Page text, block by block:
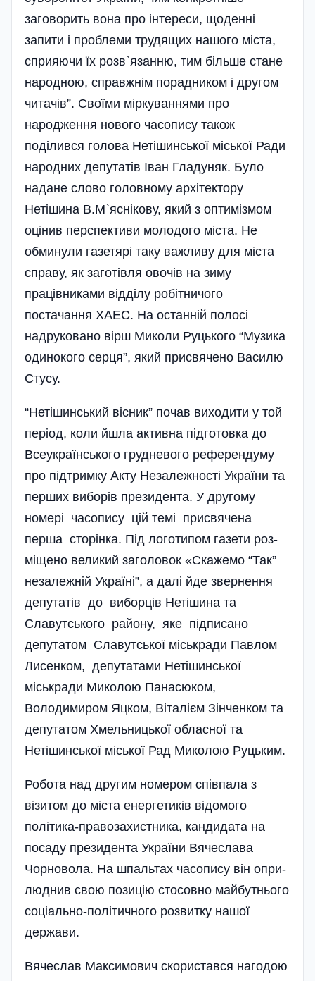
заговорить вона про інтереси, щоденні
запити і проблеми трудящих нашого міста,
сприяючи їх розв`язанню, тим більше стане
народною, справжнім порадником і другом
читачів”. Своїми міркуваннями про
народження нового часопису також
поділився голова Нетішинської міської Ради
народних депутатів Іван Гладуняк. Було
надане слово головному архітектору
Нетішина В.М`яснікову, який з оптимізмом
оцінив перспективи молодого міста. Не
обминули газетярі таку важливу для міста
справу, як заготівля овочів на зиму
працівниками відділу робітничого
постачання ХАЕС. На останній полосі
надруковано вірш Миколи Руцького “Музика
одинокого серця”, який присвячено Василю
Стусу.
“Нетішинський вісник” почав виходити у той
період, коли йшла активна підготовка до
Всеукраїнського грудневого референдуму
про підтримку Акту Незалежності України та
перших виборів президента. У другому
номері часопису цій темі присвячена
перша сторінка. Під логотипом газети роз­
міщено великий заголовок «Скажемо “Так”
незалежній Україні”, а далі йде звернення
депутатів до виборців Нетішина та
Славутського району, яке під­писано
депутатом Славут­ської міськради Павлом
Лисенком, депутатами Нетішинської
міськради Миколою Панасюком,
Володимиром Яцком, Віталієм Зінченком та
депутатом Хмельницької обласної та
Нетішинської міської Рад Миколою Руцьким.
Робота над другим номером співпала з
візитом до міста енергетиків відомого
політика-правозахистника, кандидата на
посаду президента України Вяче­слава
Чорновола. На шпальтах часопису він опри­
люднив свою позицію стосовно майбутнього
соціально-політичного розвитку нашої
держави.
Вячеслав Максимович скористався нагодою